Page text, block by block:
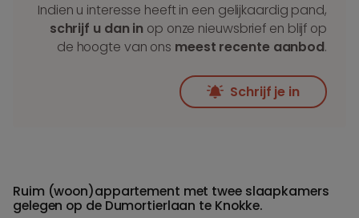
Indien u interesse heeft in een gelijkaardig pand,
schrijf u dan in op onze nieuwsbrief en blijf op
de hoogte van ons meest recente aanbod.
Schrijf je in
Ruim (woon)appartement met twee slaapkamers
gelegen op de Dumortierlaan te Knokke.